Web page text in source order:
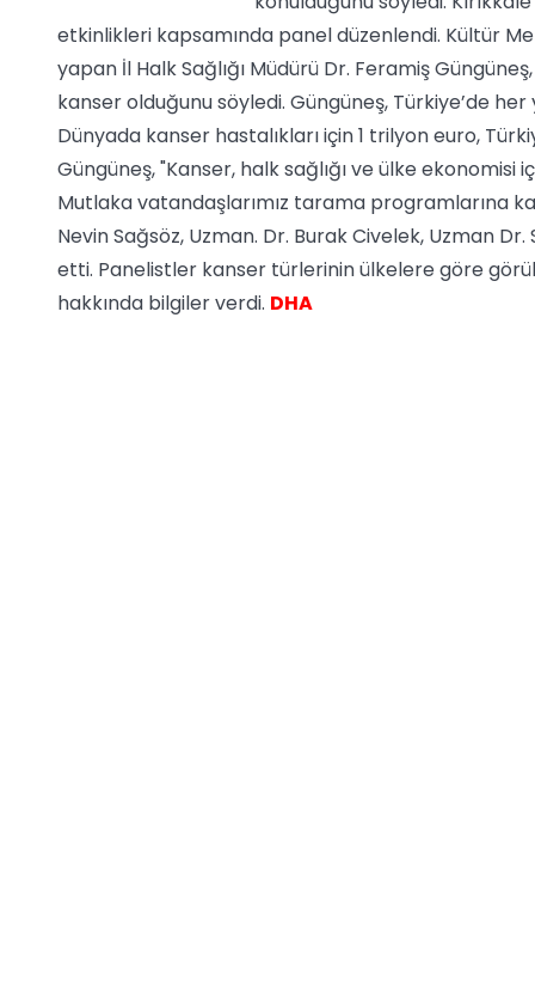
etkinlikleri kapsamında panel düzenlendi. Kültür
yapan İl Halk Sağlığı Müdürü Dr. Feramiş
kanser olduğunu söyledi. Güngüneş, Türkiye’de
Dünyada kanser hastalıkları için 1 trilyon euro,
Güngüneş, "Kanser, halk sağlığı ve ülke
Mutlaka vatandaşlarımız tarama programlarına
Nevin Sağsöz, Uzman. Dr. Burak Civelek, Uzman
etti. Panelistler kanser türlerinin ülkelere göre
hakkında bilgiler verdi. DHA